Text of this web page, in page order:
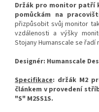
Držák pro monitor patří
pomůckám na
přizpůsobit svůj monitor
vzdálenosti a výšky
Stojany Humanscale se
Designér: Humanscale
Specifikace: držák M2
článkem v provedení
"S" M2SS1S.